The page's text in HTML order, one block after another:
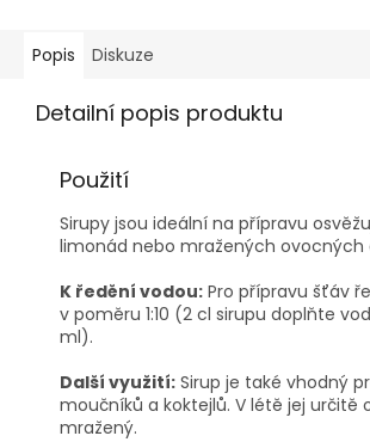
Popis Diskuze
Detailní popis produktu
Použití
Sirupy jsou ideální na přípravu
limonád nebo mražených ovocných
K ředění vodou: Pro přípravu šťáv
v poměru 1:10 (2 cl sirupu doplňte
ml).
Další využití: Sirup je také vhodný
moučníků a koktejlů. V létě jej určitě
mražený.